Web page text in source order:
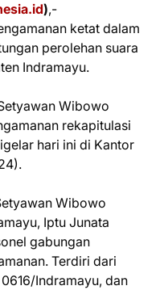
),-
ketat dalam
perolehan suara
Indramayu.
Wibowo
rekapitulasi
hari ini di Kantor
Wibowo
Iptu Junata
gabungan
Terdiri dari
Indramayu, dan